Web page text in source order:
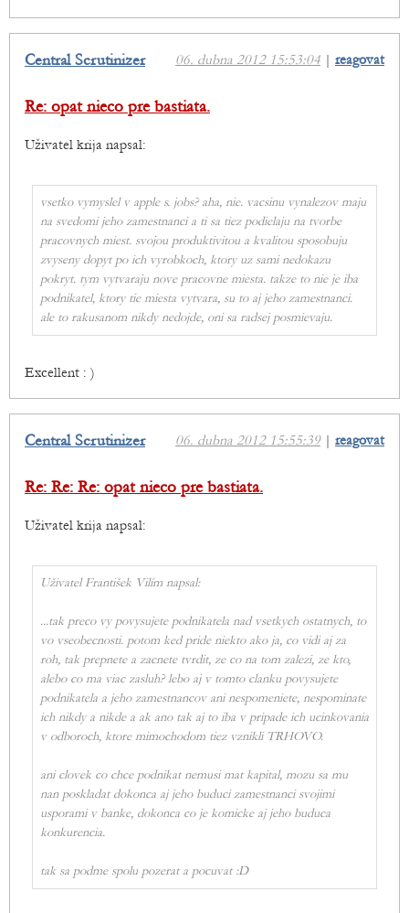
06. dubna 2012 15:53:04 | reagovat
Central Scrutinizer
Re: opat nieco pre bastiata.
Uživatel krija napsal:
vsetko vymyslel v apple s. jobs? aha, nie. vacsinu vynalezov maju
na svedomi jeho zamestnanci a ti sa tiez podielaju na tvorbe
pracovnych miest. svojou produktivitou a kvalitou sposobuju
zvyseny dopyt po ich vyrobkoch, ktory uz sami nedokazu
pokryt. tym vytvaraju nove pracovne miesta. takze to nie je iba
podnikatel, ktory tie miesta vytvara, su to aj jeho zamestnanci.
ale to rakusanom nikdy nedojde, oni sa radsej posmievaju.
Excellent : )
06. dubna 2012 15:55:39| reagovat
Central Scrutinizer
Re: Re: Re: opat nieco pre bastiata.
Uživatel krija napsal:
Uživatel František Vilím napsal:
...tak preco vy povysujete podnikatela nad vsetkych ostatnych, to
vo vseobecnosti. potom ked pride niekto ako ja, co vidi aj za
roh, tak prepnete a zacnete tvrdit, ze co na tom zalezi, ze kto,
alebo co ma viac zasluh? lebo aj v tomto clanku povysujete
podnikatela a jeho zamestnancov ani nespomeniete, nespominate
ich nikdy a nikde a ak ano tak aj to iba v pripade ich ucinkovania
v odboroch, ktore mimochodom tiez vznikli TRHOVO.
ani clovek co chce podnikat nemusi mat kapital, mozu sa mu
nan poskladat dokonca aj jeho buduci zamestnanci svojimi
usporami v banke, dokonca co je komicke aj jeho buduca
konkurencia.
tak sa podme spolu pozerat a pocuvat :D